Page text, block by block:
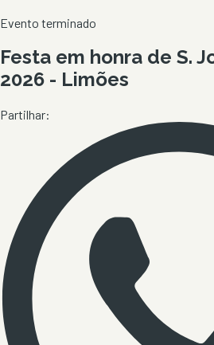
Evento terminado
Festa em honra de S.
2026 - Limões
Partilhar: